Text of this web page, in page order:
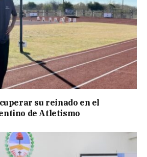
su reinado en el
de Atletismo